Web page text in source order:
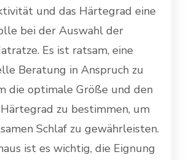
und das Härtegrad eine
bei der Auswahl der
Es ist ratsam, eine
Beratung in Anspruch zu
die optimale Größe und den
zu bestimmen, um
Schlaf zu gewährleisten.
ist es wichtig, die Eignung